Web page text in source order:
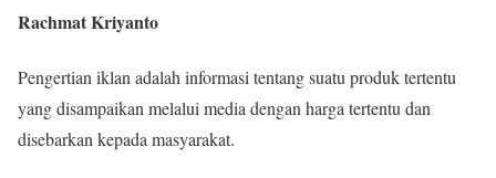
Rachmat Kriyanto
Pengertian iklan adalah informasi tentang suatu produk tertentu
yang disampaikan melalui media dengan harga tertentu dan
disebarkan kepada masyarakat.